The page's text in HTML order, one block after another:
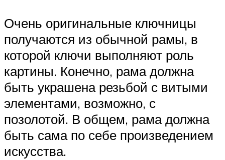
Очень оригинальные ключницы
получаются из обычной рамы, в
которой ключи выполняют роль
картины. Конечно, рама должна
быть украшена резьбой с витыми
элементами, возможно, с
позолотой. В общем, рама должна
быть сама по себе произведением
искусства.